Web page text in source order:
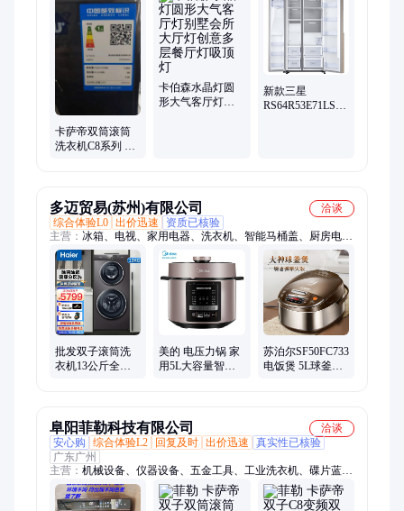
测仪空气、升降机、气密性检测仪、压屏机、制粒机、手推式洗
地机、商用豆浆机、冷却塔水塔、肠粉石磨机、汽油打药机、智
能豆腐机、高温杀菌锅
卡萨帝双筒滚筒
洗衣机C8系列 双
卡伯森水晶灯圆
形大气客厅灯别
新款三星
RS64R53E71LSC
多迈贸易(苏州)有限公司
洽谈
综合体验L0 出价迅速
资质已核验
主营： 冰箱、电视、家用电器、洗衣机、智能马桶盖、厨房电
器、小家电、电热水器、燃气热水器、油烟机、消毒柜、茶吧
机、饮水机、电风扇、胳电水壶、空气炸锅、电饭煲、空调、吸
尘器、扫地机器人、洗地机、燃气灶、除湿机、电暖器、电油汀
批发双子滚筒洗
衣机13公斤全自
美的 电压力锅 家
用5L大容量智能
苏泊尔SF50FC733
电饭煲 5L球釜内
阜阳菲勒科技有限公司
洽谈
安心购
综合体验L2 回复及时 出价迅速
真实性已核验
广东广州
主营： 机械设备、仪器设备、五金工具、工业洗衣机、碟片蓝牙
播放机、影院音箱、数码印花机、生化培养箱、石油干洗机、无
刷充电锤、水准仪、酒精测试仪、公共饮水机、混凝土养护箱、